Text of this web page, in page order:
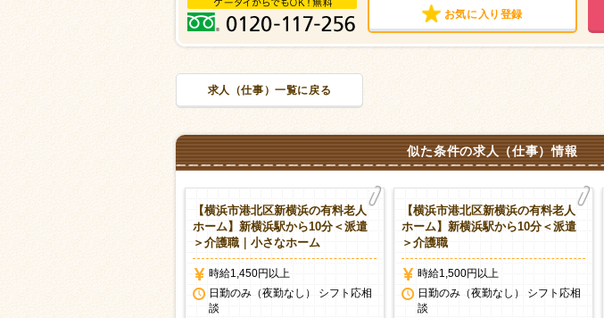
お気に入り登録
求人（仕事）一覧に戻る
似た条件の求人（仕事）情報
【横浜市港北区新横浜の有料老人
ホーム】新横浜駅から10分＜派遣
＞介護職｜小さなホーム
時給1,450円以上
日勤のみ（夜勤なし） シフト応相
談
【横浜市港北区新横浜の有料老人
ホーム】新横浜駅から10分＜派遣
＞介護職
時給1,500円以上
日勤のみ（夜勤なし） シフト応相
談